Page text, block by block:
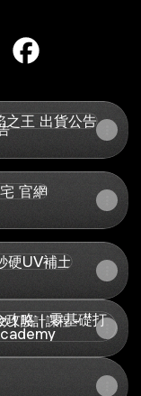
設計課程 -
| 設計課程 -